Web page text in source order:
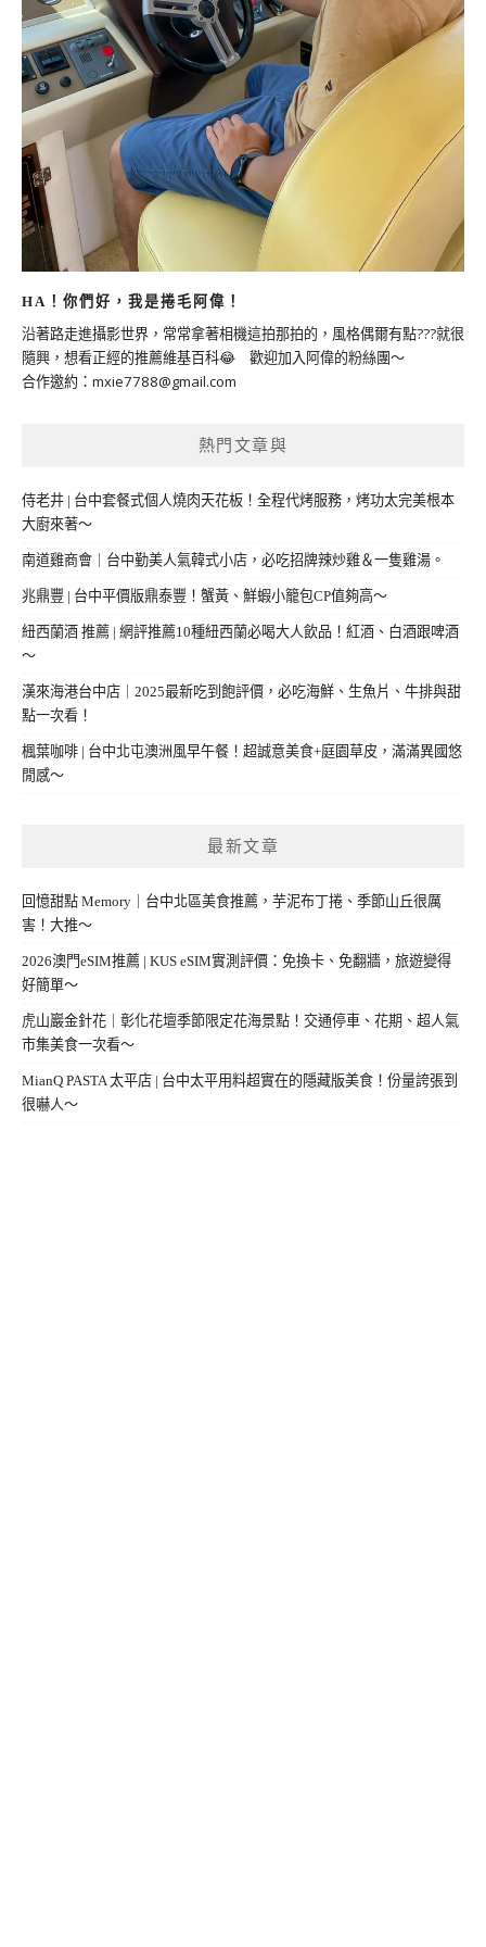
HA！你們好，我是捲毛阿偉！
沿著路走進攝影世界，常常拿著相機這拍那拍的，風格偶爾有點???就很
隨興，想看正經的推薦維基百科😂 歡迎加入阿偉的粉絲團～
合作邀約： mxie7788@gmail.com
熱門文章與
侍老井 | 台中套餐式個人燒肉天花板！全程代烤服務，烤功太完美根本
大廚來著～
南道雞商會｜台中勤美人氣韓式小店，必吃招牌辣炒雞＆一隻雞湯。
兆鼎豐 | 台中平價版鼎泰豐！蟹黃、鮮蝦小籠包CP值夠高～
紐西蘭酒 推薦 | 網評推薦10種紐西蘭必喝大人飲品！紅酒、白酒跟啤酒
～
漢來海港台中店｜2025最新吃到飽評價，必吃海鮮、生魚片、牛排與甜
點一次看！
楓葉咖啡 | 台中北屯澳洲風早午餐！超誠意美食+庭園草皮，滿滿異國悠
閒感～
最新文章
回憶甜點 Memory｜台中北區美食推薦，芋泥布丁捲、季節山丘很厲
害！大推～
2026澳門eSIM推薦 | KUS eSIM實測評價：免換卡、免翻牆，旅遊變得
好簡單～
虎山巖金針花｜彰化花壇季節限定花海景點！交通停車、花期、超人氣
市集美食一次看～
MianQ PASTA 太平店 | 台中太平用料超實在的隱藏版美食！份量誇張到
很嚇人～